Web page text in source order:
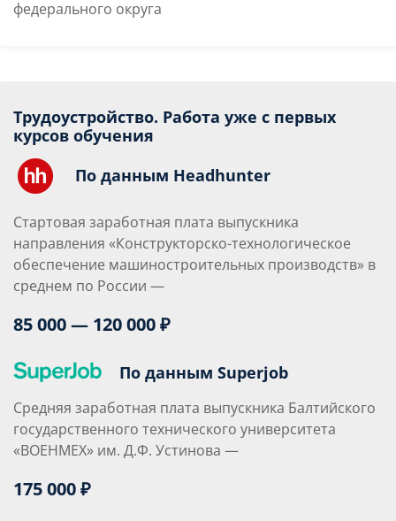
федерального округа
Трудоустройство. Работа уже с первых
курсов обучения
По данным Headhunter
Стартовая заработная плата выпускника
направления «Конструкторско-технологическое
обеспечение машиностроительных производств» в
среднем по России —
85 000 — 120 000 ₽
По данным Superjob
Средняя заработная плата выпускника Балтийского
государственного технического университета
«ВОЕНМЕХ» им. Д.Ф. Устинова —
175 000 ₽